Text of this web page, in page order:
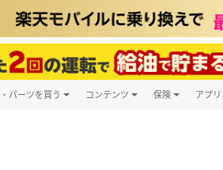
約
パーツを買う コンテンツ 保険 アプリ